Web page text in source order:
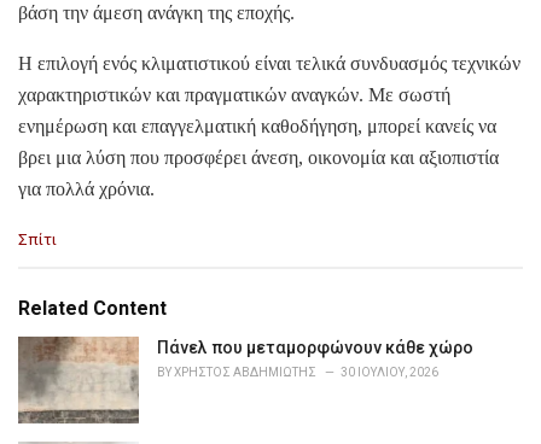
βάση την άμεση ανάγκη της εποχής.
Η επιλογή ενός κλιματιστικού είναι τελικά συνδυασμός τεχνικών
χαρακτηριστικών και πραγματικών αναγκών. Με σωστή
ενημέρωση και επαγγελματική καθοδήγηση, μπορεί κανείς να
βρει μια λύση που προσφέρει άνεση, οικονομία και αξιοπιστία
για πολλά χρόνια.
C
e
e
Σπίτι
Related Content
Πάνελ που μεταμορφώνουν κάθε χώρο
BYΧΡΉΣΤΟΣ ΑΒΔΗΜΙΏΤΗΣ 30 ΙΟΥΛΊΟΥ, 2026